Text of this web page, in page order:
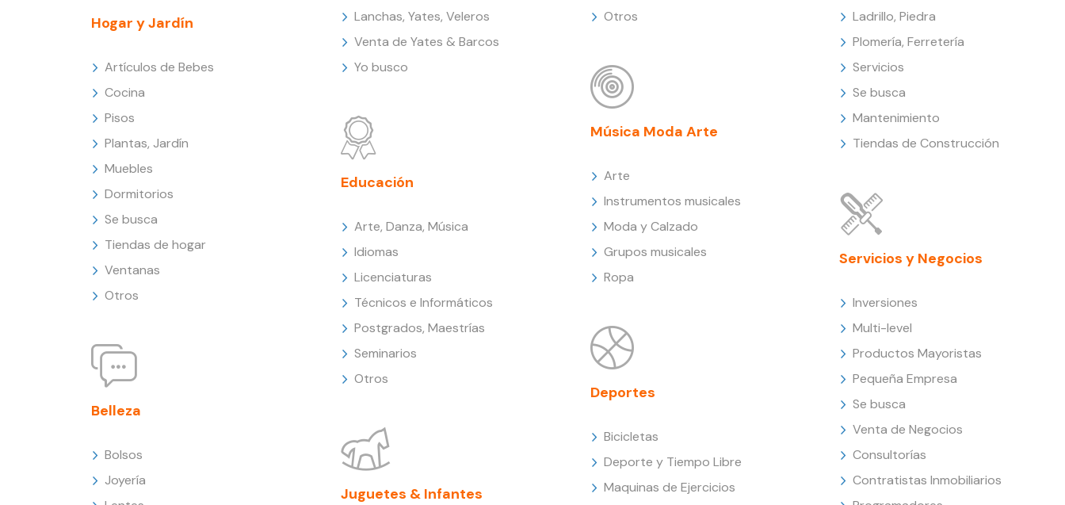
Hogar y Jardín
Artículos de Bebes
Cocina
Pisos
Plantas, Jardín
Muebles
Dormitorios
Se busca
Tiendas de hogar
Ventanas
Otros
Belleza
Bolsos
Joyería
Lanchas, Yates, Veleros
Venta de Yates & Barcos
Yo busco
Educación
Arte, Danza, Música
Idiomas
Licenciaturas
Técnicos e Informáticos
Postgrados, Maestrías
Seminarios
Otros
Juguetes & Infantes
Otros
Música Moda Arte
Arte
Instrumentos musicales
Moda y Calzado
Grupos musicales
Ropa
Deportes
Bicicletas
Deporte y Tiempo Libre
Maquinas de Ejercicios
Ladrillo, Piedra
Plomería, Ferretería
Servicios
Se busca
Mantenimiento
Tiendas de Construcción
Servicios y Negocios
Inversiones
Multi-level
Productos Mayoristas
Pequeña Empresa
Se busca
Venta de Negocios
Consultorías
Contratistas Inmobiliarios